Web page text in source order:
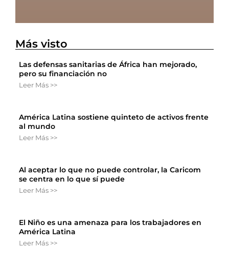
Más visto
Las defensas sanitarias de África han mejorado,
pero su financiación no
Leer Más >>
América Latina sostiene quinteto de activos frente
al mundo
Leer Más >>
Al aceptar lo que no puede controlar, la Caricom
se centra en lo que sí puede
Leer Más >>
El Niño es una amenaza para los trabajadores en
América Latina
Leer Más >>